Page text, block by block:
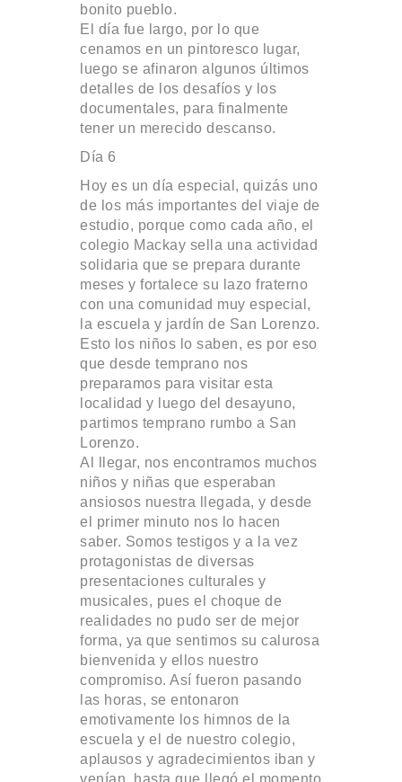
bonito pueblo.
El día fue largo, por lo que
cenamos en un pintoresco lugar,
luego se afinaron algunos últimos
detalles de los desafíos y los
documentales, para finalmente
tener un merecido descanso.
Día 6
Hoy es un día especial, quizás uno
de los más importantes del viaje de
estudio, porque como cada año, el
colegio Mackay sella una actividad
solidaria que se prepara durante
meses y fortalece su lazo fraterno
con una comunidad muy especial,
la escuela y jardín de San Lorenzo.
Esto los niños lo saben, es por eso
que desde temprano nos
preparamos para visitar esta
localidad y luego del desayuno,
partimos temprano rumbo a San
Lorenzo.
Al llegar, nos encontramos muchos
niños y niñas que esperaban
ansiosos nuestra llegada, y desde
el primer minuto nos lo hacen
saber. Somos testigos y a la vez
protagonistas de diversas
presentaciones culturales y
musicales, pues el choque de
realidades no pudo ser de mejor
forma, ya que sentimos su calurosa
bienvenida y ellos nuestro
compromiso. Así fueron pasando
las horas, se entonaron
emotivamente los himnos de la
escuela y el de nuestro colegio,
aplausos y agradecimientos iban y
venían, hasta que llegó el momento